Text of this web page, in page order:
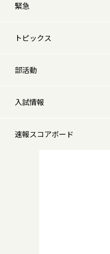
緊急
トピックス
部活動
入試情報
速報スコアボード